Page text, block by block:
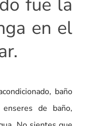
en el
baño
de baño,